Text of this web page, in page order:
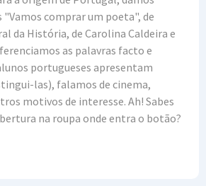
"Vamos comprar um poeta", de
da História, de Carolina Caldeira e
as palavras facto e
portugueses apresentam
las), falamos de cinema,
motivos de interesse. Ah! Sabes
na roupa onde entra o botão?